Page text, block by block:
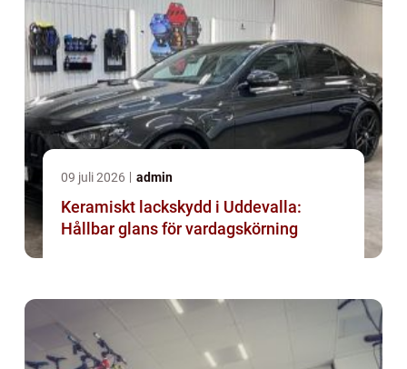
09 juli 2026 admin
Keramiskt lackskydd i Uddevalla:
Hållbar glans för vardagskörning